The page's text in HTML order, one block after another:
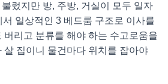
렀지만 방, 주방, 거실이 모두 일자
일상적인 3 베드룸 구조로 이사를
버리고 분류를 해야 하는 수고로움을
살 집이니 물건마다 위치를 잡아야